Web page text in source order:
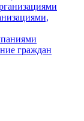
граждан